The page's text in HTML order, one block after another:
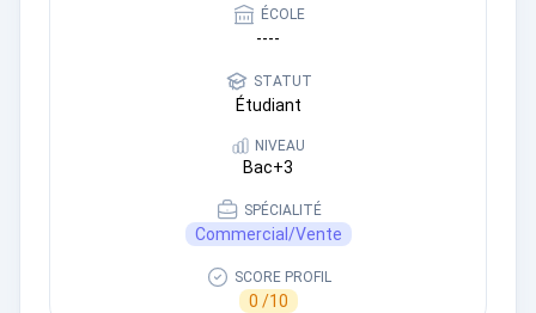
ÉCOLE
----
STATUT
Étudiant
NIVEAU
Bac+3
SPÉCIALITÉ
Commercial/Vente
SCORE PROFIL
0 /10